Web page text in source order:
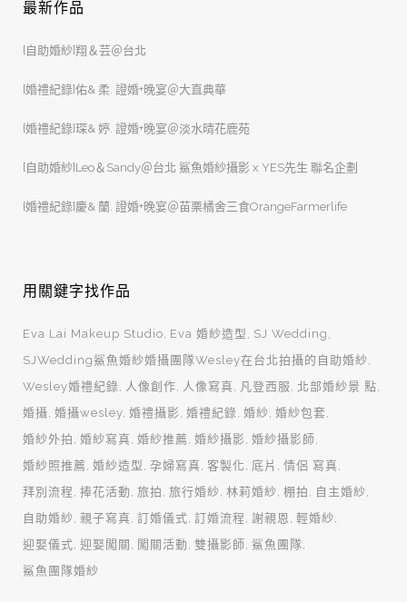
最新作品
[自助婚紗]翔＆芸＠台北
[婚禮紀錄]佑& 柔. 證婚+晚宴＠大直典華
[婚禮紀錄]琛& 婷. 證婚+晚宴＠淡水晴花鹿苑
[自助婚紗]Leo＆Sandy＠台北 鯊魚婚紗攝影 x YES先生 聯名企劃
[婚禮紀錄]慶& 蘭. 證婚+晚宴＠苗栗橘舍三食OrangeFarmerlife
用關鍵字找作品
Eva Lai Makeup Studio Eva 婚紗造型
SJ Wedding
SJWedding鯊魚婚紗婚攝團隊Wesley在台北拍攝的自助婚紗
Wesley婚禮紀錄 人像創作 人像寫真 凡登西服
北部婚紗景 點
婚攝 婚攝wesley 婚禮攝影 婚禮紀錄 婚紗 婚紗包套
婚紗外拍 婚紗寫真 婚紗推薦 婚紗攝影 婚紗攝影師
婚紗照推薦 婚紗造型 孕婦寫真 客製化 底片
情侶 寫真
拜別流程 捧花活動 旅拍 旅行婚紗 林莉婚紗 棚拍
自主婚紗
自助婚紗 親子寫真 訂婚儀式 訂婚流程 謝親恩 輕婚紗
迎娶儀式 迎娶闖關 闖關活動 雙攝影師
鯊魚團隊
鯊魚團隊婚紗